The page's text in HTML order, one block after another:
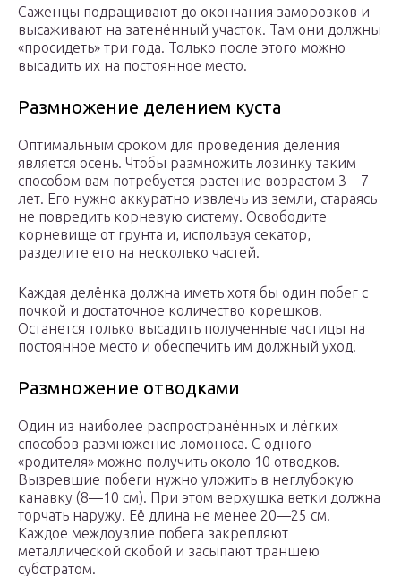
Саженцы подращивают до окончания заморозков и
высаживают на затенённый участок. Там они должны
«просидеть» три года. Только после этого можно
высадить их на постоянное место.
Размножение делением куста
Оптимальным сроком для проведения деления
является осень. Чтобы размножить лозинку таким
способом вам потребуется растение возрастом 3—7
лет. Его нужно аккуратно извлечь из земли, стараясь
не повредить корневую систему. Освободите
корневище от грунта и, используя секатор,
разделите его на несколько частей.
Каждая делёнка должна иметь хотя бы один побег с
почкой и достаточное количество корешков.
Останется только высадить полученные частицы на
постоянное место и обеспечить им должный уход.
Размножение отводками
Один из наиболее распространённых и лёгких
способов размножение ломоноса. С одного
«родителя» можно получить около 10 отводков.
Вызревшие побеги нужно уложить в неглубокую
канавку (8—10 см). При этом верхушка ветки должна
торчать наружу. Её длина не менее 20—25 см.
Каждое междоузлие побега закрепляют
металлической скобой и засыпают траншею
субстратом.